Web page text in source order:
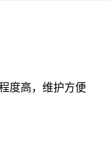
度高，维护方便